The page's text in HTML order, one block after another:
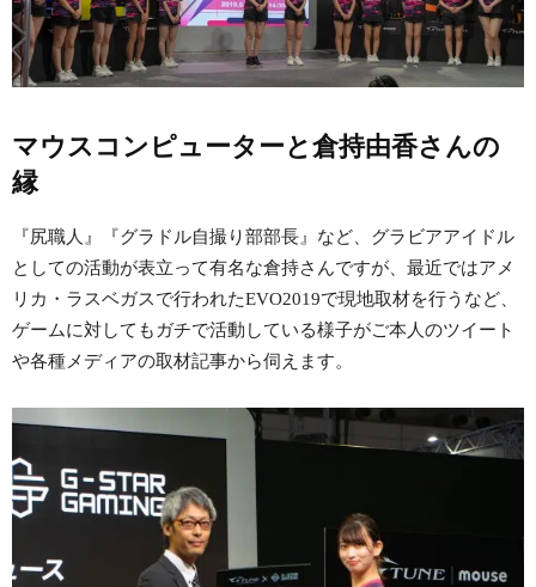
マウスコンピューターと倉持由香さんの
縁
『尻職人』『グラドル自撮り部部長』など、グラビアアイドル
としての活動が表立って有名な倉持さんですが、最近ではアメ
リカ・ラスベガスで行われたEVO2019で現地取材を行うなど、
ゲームに対してもガチで活動している様子がご本人のツイート
や各種メディアの取材記事から伺えます。